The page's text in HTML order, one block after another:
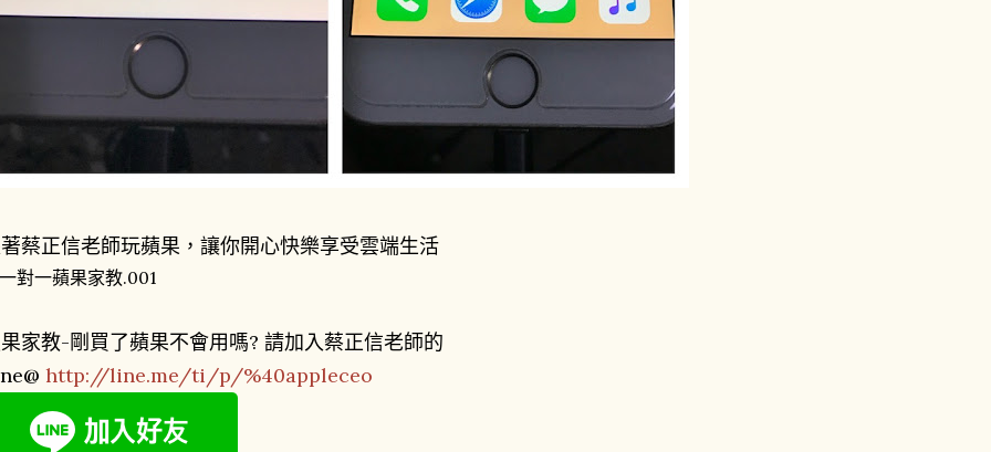
蔡正信老師玩蘋果，讓你開心快樂享受雲端生活
家教-剛買了蘋果不會用嗎? 請加入蔡正信老師的
http://line.me/ti/p/%40appleceo